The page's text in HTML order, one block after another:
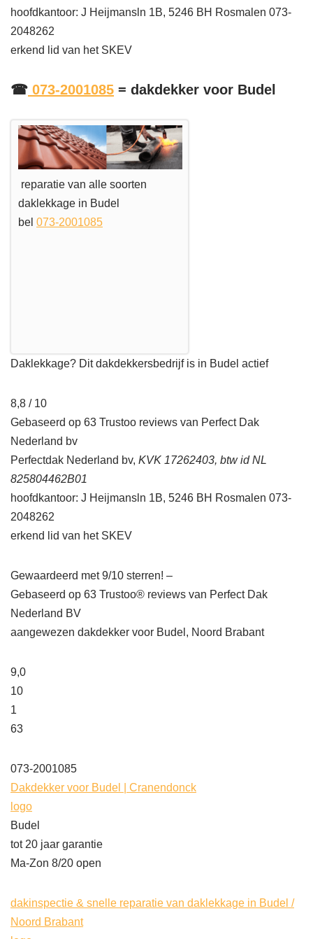
hoofdkantoor: J Heijmansln 1B, 5246 BH Rosmalen 073-
2048262
erkend lid van het SKEV
☎ 073-2001085 = dakdekker voor Budel
reparatie van alle soorten
daklekkage in Budel
bel 073-2001085
Daklekkage? Dit dakdekkersbedrijf is in Budel actief
8,8 / 10
Gebaseerd op 63 Trustoo reviews van Perfect Dak
Nederland bv
Perfectdak Nederland bv, KVK 17262403, btw id NL
825804462B01
hoofdkantoor: J Heijmansln 1B, 5246 BH Rosmalen 073-
2048262
erkend lid van het SKEV
Gewaardeerd met 9/10 sterren! –
Gebaseerd op 63 Trustoo® reviews van Perfect Dak
Nederland BV
aangewezen dakdekker voor Budel, Noord Brabant
9,0
10
1
63
073-2001085
Dakdekker voor Budel | Cranendonck
logo
Budel
tot 20 jaar garantie
Ma-Zon 8/20 open
dakinspectie & snelle reparatie van daklekkage in Budel /
Noord Brabant